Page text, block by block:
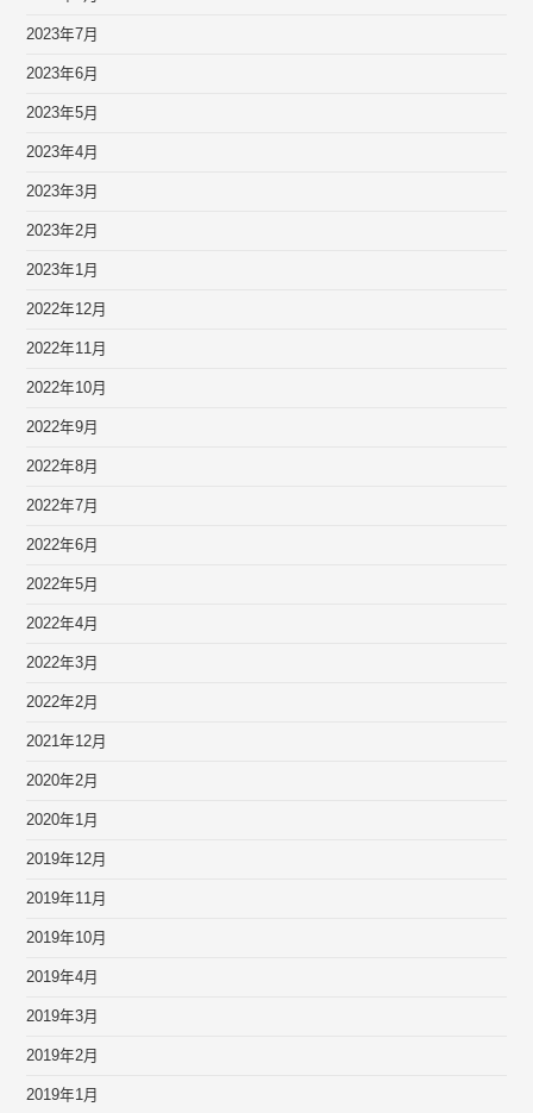
2023年7月
2023年6月
2023年5月
2023年4月
2023年3月
2023年2月
2023年1月
2022年12月
2022年11月
2022年10月
2022年9月
2022年8月
2022年7月
2022年6月
2022年5月
2022年4月
2022年3月
2022年2月
2021年12月
2020年2月
2020年1月
2019年12月
2019年11月
2019年10月
2019年4月
2019年3月
2019年2月
2019年1月